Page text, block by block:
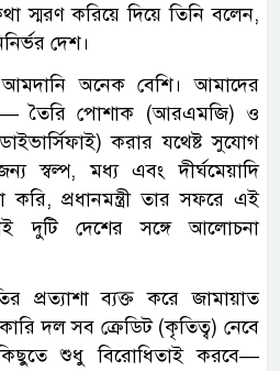
স্মরণ করিয়ে দিয়ে তিনি বলেন,
দেশ।
আমদানি অনেক বেশি। আমাদের
তৈরি পোশাক (আরএমজি) ও
করার যথেষ্ট সুযোগ
স্বল্প, মধ্য এবং দীর্ঘমেয়াদি
প্রধানমন্ত্রী তার সফরে এই
দুটি দেশের সঙ্গে আলোচনা
প্রত্যাশা ব্যক্ত করে জামায়াত
দল সব ক্রেডিট (কৃতিত্ব) নেবে
শুধু বিরোধিতাই করবে—